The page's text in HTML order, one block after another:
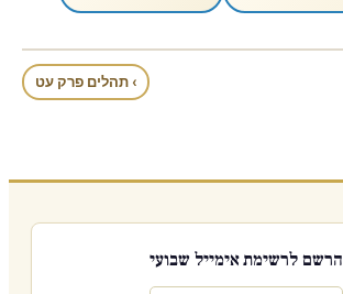
› תהלים פרק עט
הרשם לרשימת אימייל שבועי